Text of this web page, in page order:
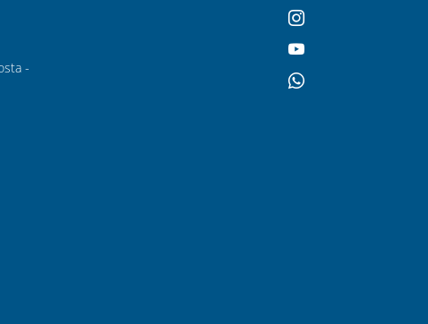
-